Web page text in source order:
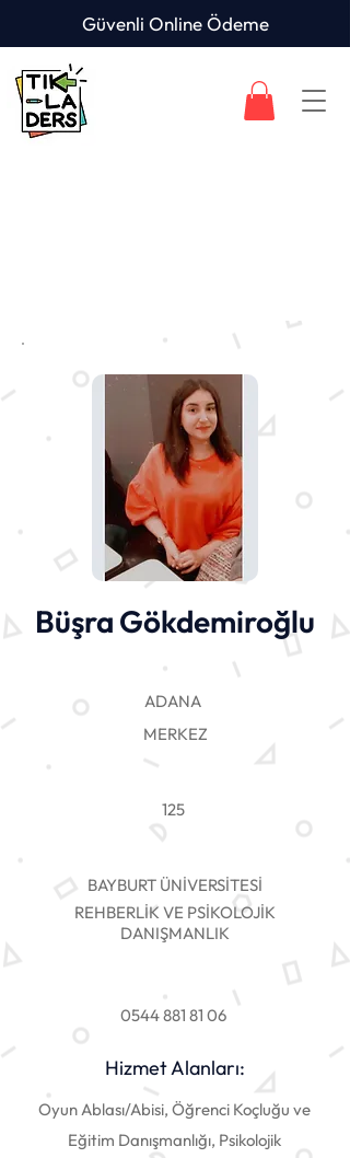
Güvenli Online Ödeme
Büşra Gökdemiroğlu
ADANA
MERKEZ
125
BAYBURT ÜNİVERSİTESİ
REHBERLİK VE PSİKOLOJİK
DANIŞMANLIK
0544 881 81 06
Hizmet Alanları:
Oyun Ablası/Abisi, Öğrenci Koçluğu ve
Eğitim Danışmanlığı, Psikolojik